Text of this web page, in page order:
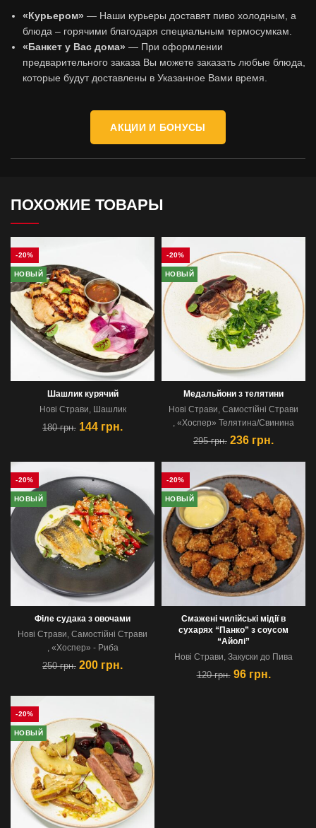
«Курьером» — Наши курьеры доставят пиво холодным, а
блюда – горячими благодаря специальным термосумкам.
«Банкет у Вас дома» — При оформлении
предварительного заказа Вы можете заказать любые блюда,
которые будут доставлены в Указанное Вами время.
АКЦИИ И БОНУСЫ
ПОХОЖИЕ ТОВАРЫ
-20%
НОВЫЙ
Шашлик курячий
Новi Страви, Шашлик
180грн. 144 грн.
-20%
НОВЫЙ
Медальйони з телятини
Новi Страви, Самостійні Страви
, «Хоспер» Телятина/Свинина
295грн. 236 грн.
-20%
НОВЫЙ
Філе судака з овочами
Новi Страви, Самостійні Страви
, «Хоспер» - Риба
250грн. 200 грн.
-20%
НОВЫЙ
Смажені чилійські мідії в
сухарях “Панко” з соусом
“Айолі”
Новi Страви, Закуски до Пива
120грн. 96 грн.
-20%
НОВЫЙ